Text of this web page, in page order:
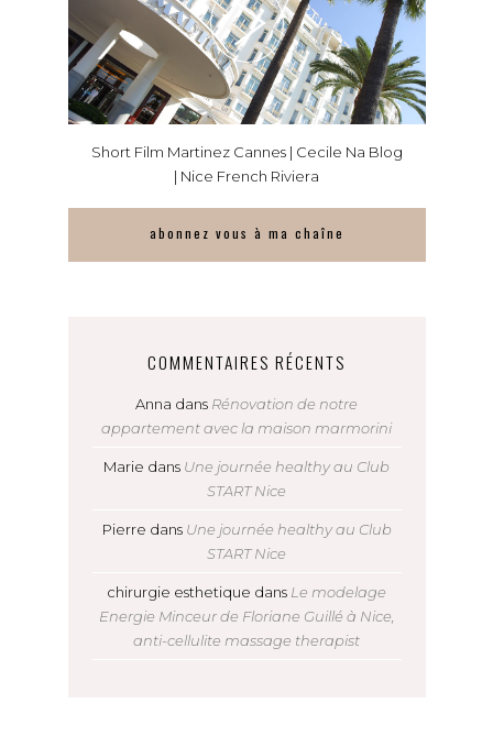
Short Film Martinez Cannes | Cecile Na Blog
| Nice French Riviera
abonnez vous à ma chaîne
COMMENTAIRES RÉCENTS
Anna dans Rénovation de notre
appartement avec la maison marmorini
Marie dans Une journée healthy au Club
START Nice
Pierre dans Une journée healthy au Club
START Nice
chirurgie esthetique dans Le modelage
Energie Minceur de Floriane Guillé à Nice,
anti-cellulite massage therapist